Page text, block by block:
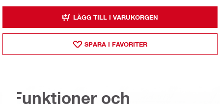
LÄGG TILL I VARUKORGEN
SPARA I FAVORITER
Funktioner och